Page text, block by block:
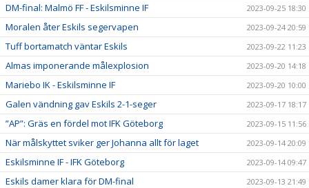
DM-final: Malmö FF - Eskilsminne IF 2023-09-25 18:30
Moralen åter Eskils segervapen 2023-09-24 20:59
Tuff bortamatch väntar Eskils 2023-09-22 11:23
Almas imponerande målexplosion 2023-09-20 14:18
Mariebo IK - Eskilsminne IF 2023-09-20 10:00
Galen vändning gav Eskils 2-1-seger 2023-09-17 18:17
”AP”: Gräs en fördel mot IFK Göteborg 2023-09-15 11:56
När målskyttet sviker ger Johanna allt för laget 2023-09-14 20:09
Eskilsminne IF - IFK Göteborg 2023-09-14 09:47
Eskils damer klara för DM-final 2023-09-13 21:49